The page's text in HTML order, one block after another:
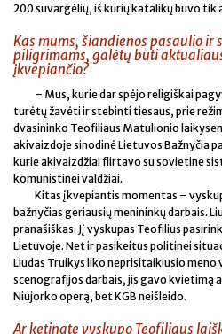
200 suvargėlių, iš kurių katalikų buvo tik
Kas mums, šiandienos pasaulio ir
piligrimams, galėtų būti
įkvepiančio?
– Mus, kurie dar spėjo religiškai
turėtų žavėti ir stebinti tiesaus, prie
dvasininko Teofiliaus Matulionio
akivaizdoje sinodinė Lietuvos Bažnyčia
kurie akivaizdžiai flirtavo su sovietine
komunistinei valdžiai.
Kitas įkvepiantis momentas –
bažnyčias geriausių menininkų darbais.
pranašiškas. Jį vyskupas Teofilius
Lietuvoje. Net ir pasikeitus politinei
Liudas Truikys liko neprisitaikiusio meno
scenografijos darbais, jis gavo
Niujorko operą, bet KGB neišleido.
Ar ketinate vyskupo Teofiliaus